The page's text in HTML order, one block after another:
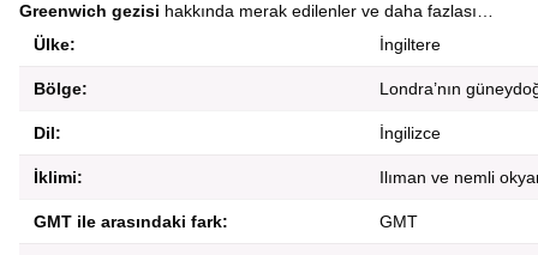
Greenwich gezisi hakkında merak edilenler ve daha fazlası…
Ülke:
İngiltere
Bölge: Londra’nın
Dil: İngilizce
İklimi: Ilıman ve nemli
GMT ile arasındaki fark: GMT